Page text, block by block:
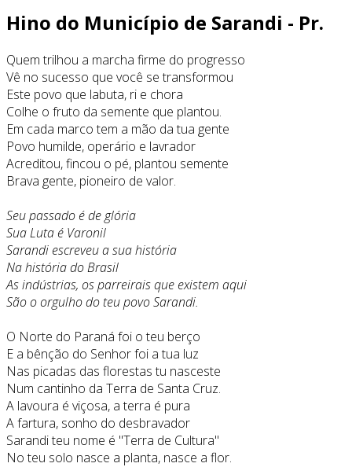
Hino do Município de Sarandi - Pr.
Quem trilhou a marcha firme do progresso
Vê no sucesso que você se transformou
Este povo que labuta, ri e chora
Colhe o fruto da semente que plantou.
Em cada marco tem a mão da tua gente
Povo humilde, operário e lavrador
Acreditou, fincou o pé, plantou semente
Brava gente, pioneiro de valor.
Seu passado é de glória
Sua Luta é Varonil
Sarandi escreveu a sua história
Na história do Brasil
As indústrias, os parreirais que existem aqui
São o orgulho do teu povo Sarandi.
O Norte do Paraná foi o teu berço
E a bênção do Senhor foi a tua luz
Nas picadas das florestas tu nasceste
Num cantinho da Terra de Santa Cruz.
A lavoura é viçosa, a terra é pura
A fartura, sonho do desbravador
Sarandi teu nome é "Terra de Cultura"
No teu solo nasce a planta, nasce a flor.